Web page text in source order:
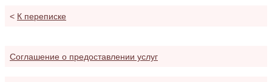
< К переписке
Соглашение о предоставлении услуг